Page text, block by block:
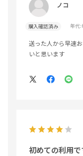
ノコ
購入確認済み 年代:
送った人から早速
いと思います
初めての利用で